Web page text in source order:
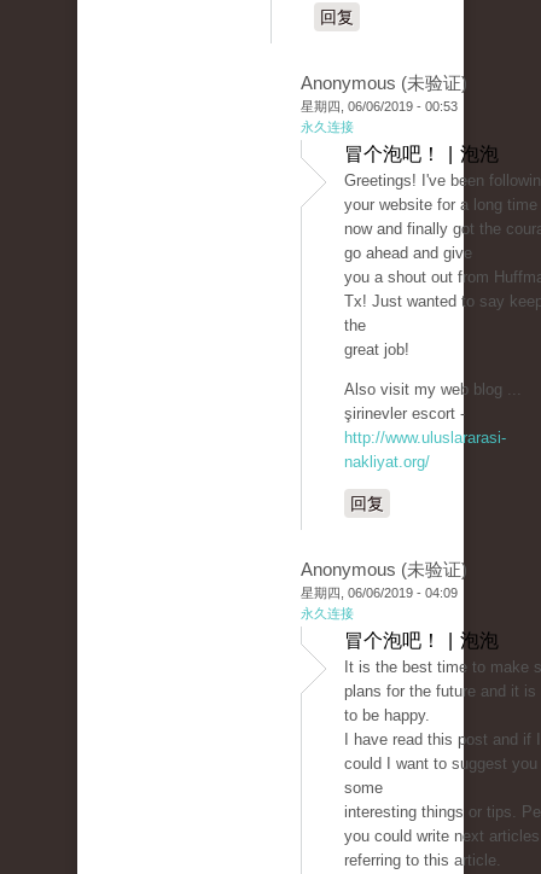
回复
Anonymous (未验证)
星期四, 06/06/2019 - 00:53
永久连接
冒个泡吧！ | 泡泡
Greetings! I've been
your website for a long time
now and finally got the
go ahead and give
you a shout out from
Tx! Just wanted to say
the
great job!
Also visit my web blog ...
şirinevler escort -
http://www.uluslararasi-
nakliyat.org/
回复
Anonymous (未验证)
星期四, 06/06/2019 - 04:09
永久连接
冒个泡吧！ | 泡泡
It is the best time to make
plans for the future and it is
to be happy.
I have read this post and if I
could I want to suggest you
some
interesting things or tips.
you could write next articles
referring to this article.